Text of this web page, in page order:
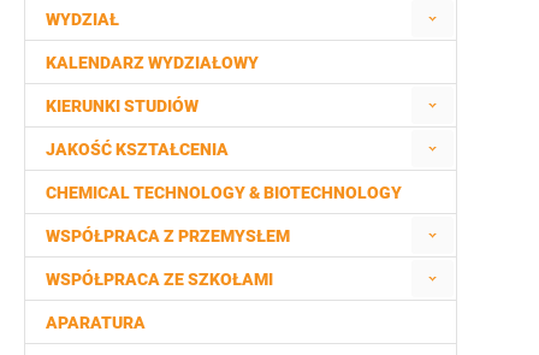
WYDZIAŁ
KALENDARZ WYDZIAŁOWY
KIERUNKI STUDIÓW
JAKOŚĆ KSZTAŁCENIA
CHEMICAL TECHNOLOGY & BIOTECHNOLOGY
WSPÓŁPRACA Z PRZEMYSŁEM
WSPÓŁPRACA ZE SZKOŁAMI
APARATURA